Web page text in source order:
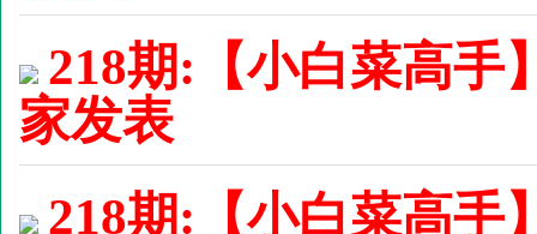
218期:【小白菜高手
家发表
218期:【小白菜高手